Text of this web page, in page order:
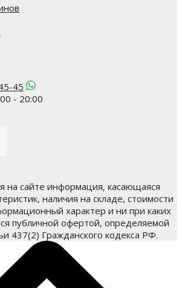
45
- 20:00
на сайте информация, касающаяся
наличия на складе, стоимости
характер и ни при каких
публичной офертой, определяемой
437(2) Гражданского кодекса РФ.